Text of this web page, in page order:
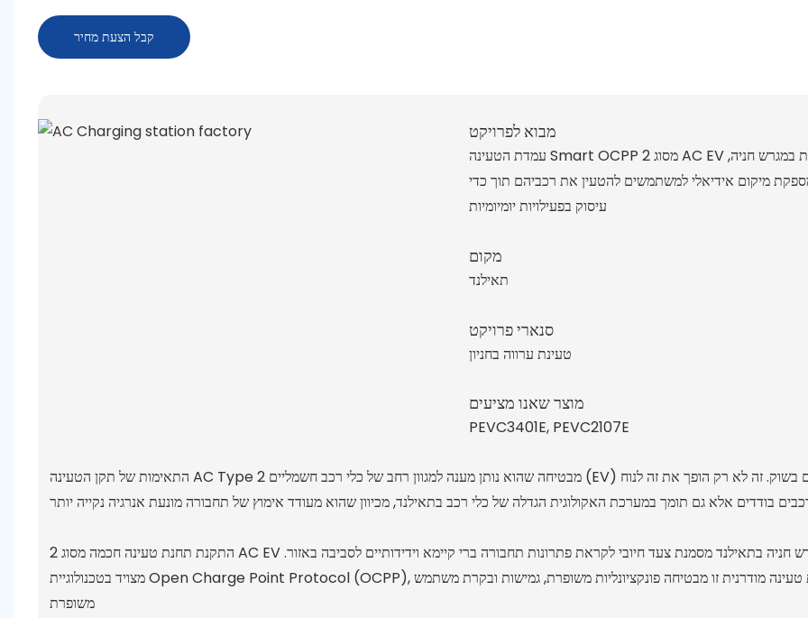
קבל הצעת מחיר
מבוא לפרויקט
עמדת הטעינה Smart OCPP מסוג 2 AC EV מותקנת במגרש חניה,
מיקום אידיאלי למשתמשים להטעין את רכביהם תוך כדי
מקום
תאילנד
סנארי פרויקט
מוצר שאנו מציעים
PEVC3401E, PEVC2107E
התאימות של תקן הטעינה AC Type 2 מבטיחה שהוא נותן מענה למגוון רחב של כלי רכב חשמליים (EV) הקיימים בשוק. זה לא רק הופך את זה לנוח
התקנת תחנת טעינה חכמה מסוג 2 AC EV במגרש חניה בתאילנד מסמנת צעד חיובי לקראת פתרונות תחבורה ברי קיימא וידידותיים לסביבה באזור.
מצויד בטכנולוגיית Open Charge Point Protocol (OCPP), תשתית טעינה מודרנית זו מבטיחה פונקציונליות משופרת, גמישות ובקרת משתמש